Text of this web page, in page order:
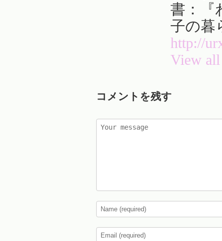
書：『
子の暮
http://
View
コメントを残す